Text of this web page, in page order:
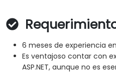
6 meses de experiencia
Es ventajoso contar con
ASP.NET, aunque no es